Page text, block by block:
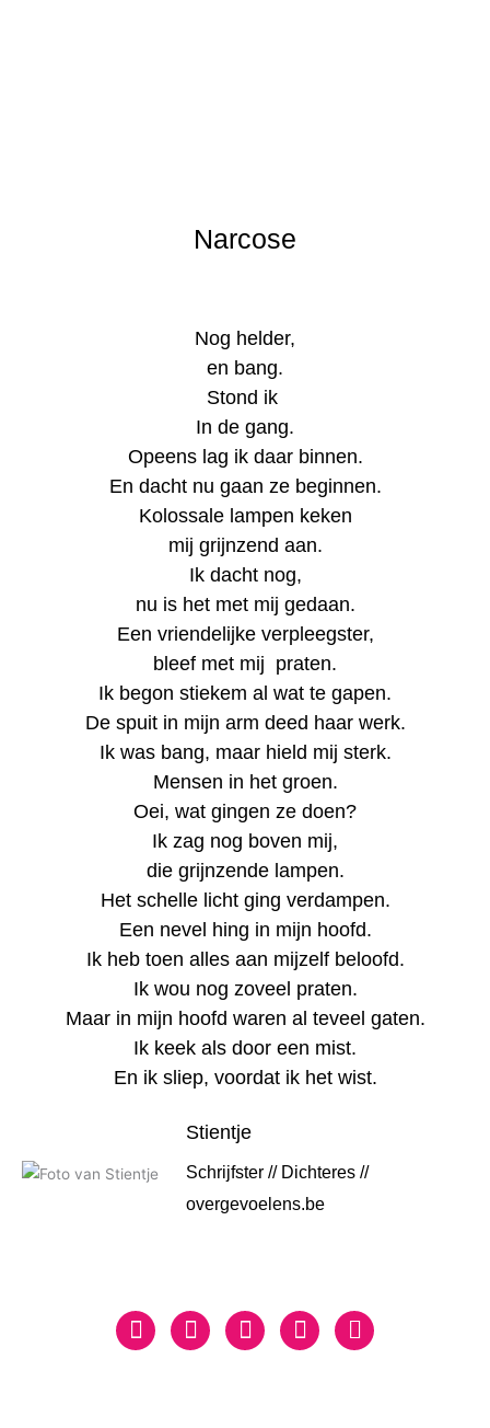
Narcose
Nog helder,
en bang.
Stond ik
In de gang.
Opeens lag ik daar binnen.
En dacht nu gaan ze beginnen.
Kolossale lampen keken
mij grijnzend aan.
Ik dacht nog,
nu is het met mij gedaan.
Een vriendelijke verpleegster,
bleef met mij praten.
Ik begon stiekem al wat te gapen.
De spuit in mijn arm deed haar werk.
Ik was bang, maar hield mij sterk.
Mensen in het groen.
Oei, wat gingen ze doen?
Ik zag nog boven mij,
die grijnzende lampen.
Het schelle licht ging verdampen.
Een nevel hing in mijn hoofd.
Ik heb toen alles aan mijzelf beloofd.
Ik wou nog zoveel praten.
Maar in mijn hoofd waren al teveel gaten.
Ik keek als door een mist.
En ik sliep, voordat ik het wist.
Stientje
Schrijfster // Dichteres //
overgevoelens.be